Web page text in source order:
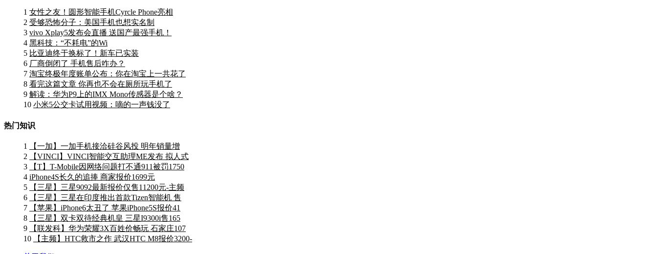
1 女性之友！圆形智能手机Cyrcle Phone亮相
2 受够恐怖分子：美国手机也想实名制
3 vivo Xplay5发布会直播 送国产最强手机！
4 黑科技：“不耗电”的Wi
5 比亚迪终于换标了！新车已实装
6 厂商倒闭了 手机售后咋办？
7 淘宝终极年度账单公布：你在淘宝上一共花了
8 看完这篇文章 你再也不会在厕所玩手机了
9 解读：华为P9上的IMX Mono传感器是个啥？
10 小米5公交卡试用视频：嘀的一声钱没了
热门知识
1
【一加】一加手机接洽硅谷风投 明年销量增
2
【VINCI】VINCI智能交互助理ME发布 拟人式
3
【T】T-Mobile因网络问题打不通911被罚1750
4 iPhone4S长久的追捧 商家报价1699元
5
【三星】三星9092最新报价仅售11200元-主频
6
【三星】三星在印度推出首款Tizen智能机 售
7
【苹果】iPhone6太丑了 苹果iPhone5S报价41
8
【三星】双卡双待经典机皇 三星I9300i售165
9
【联发科】华为荣耀3X百姓价畅玩 石家庄107
10
【主频】HTC救市之作 武汉HTC M8报价3200-